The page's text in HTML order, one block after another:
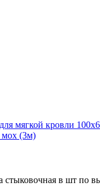
мягкой кровли
мох (3м)
стыковочная в шт по